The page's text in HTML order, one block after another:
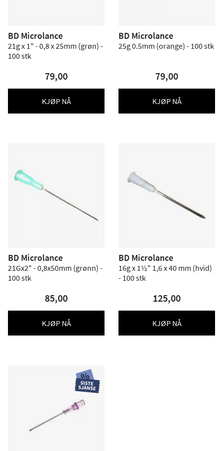
BD Microlance
21g x 1" - 0,8 x 25mm (grøn) -
100 stk
79,00
KJØP NÅ
BD Microlance
25g 0.5mm (orange) - 100 stk
79,00
KJØP NÅ
BD Microlance
21Gx2" - 0,8x50mm (grønn) -
100 stk
85,00
KJØP NÅ
BD Microlance
16g x 1½" 1,6 x 40 mm (hvid)
- 100 stk
125,00
KJØP NÅ